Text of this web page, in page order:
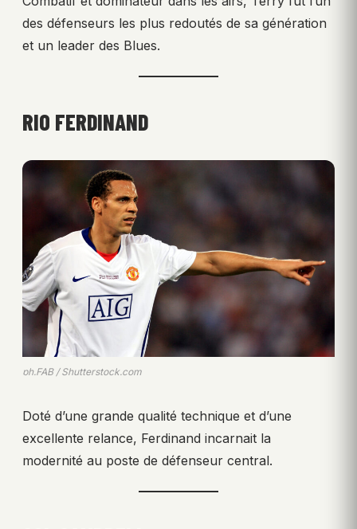
des défenseurs les plus redoutés de sa génération
et un leader des Blues.
RIO FERDINAND
ph.FAB / Shutterstock.com
Doté d’une grande qualité technique et d’une
excellente relance, Ferdinand incarnait la
modernité au poste de défenseur central.